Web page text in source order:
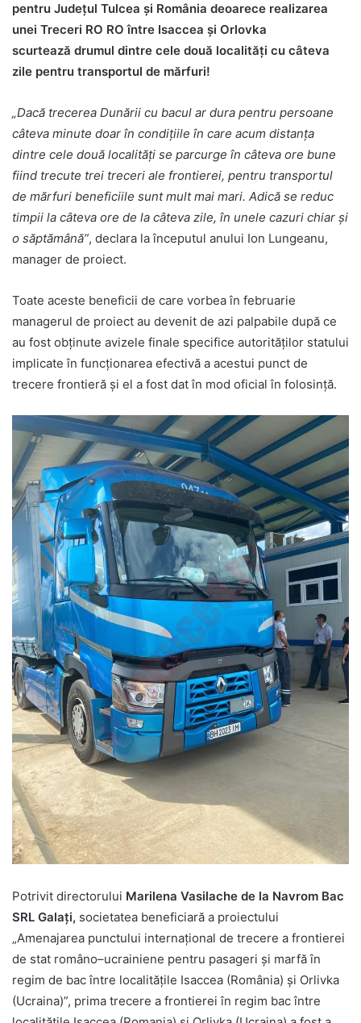
pentru Judeţul Tulcea şi România deoarece realizarea
unei Treceri RO RO între Isaccea şi Orlovka
scurtează drumul dintre cele două localităţi cu câteva
zile pentru transportul de mărfuri!
„Dacă trecerea Dunării cu bacul ar dura pentru persoane
câteva minute doar în condiţiile în care acum distanţa
dintre cele două localităţi se parcurge în câteva ore bune
fiind trecute trei treceri ale frontierei, pentru transportul
de mărfuri beneficiile sunt mult mai mari. Adică se reduc
timpii la câteva ore de la câteva zile, în unele cazuri chiar şi
o săptămână”, declara la începutul anului Ion Lungeanu,
manager de proiect.
Toate aceste beneficii de care vorbea în februarie
managerul de proiect au devenit de azi palpabile după ce
au fost obţinute avizele finale specifice autorităţilor statului
implicate în funcţionarea efectivă a acestui punct de
trecere frontieră şi el a fost dat în mod oficial în folosinţă.
Potrivit directorului Marilena Vasilache de la Navrom Bac
SRL Galaţi, societatea beneficiară a proiectului
„Amenajarea punctului internațional de trecere a frontierei
de stat româno–ucrainiene pentru pasageri și marfă în
regim de bac între localitățile Isaccea (România) și Orlivka
(Ucraina)”, prima trecere a frontierei în regim bac între